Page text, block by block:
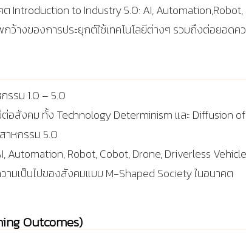
ต Introduction to Industry 5.0: AI,
ว้างของการประยุกต์ใช้เทคโนโลยีต่างๆ รวมถึงต่อยอดค
รรม 1.0 – 5.0
ต่อสังคม ทั้ง Technology Determinism และ Diffusion
าหกรรม 5.0
Automation, Robot, Cobot, Drone, Driverless
ามเป็นไปของสังคมแบบ M-Shaped Society ในอนาคต
Outcomes)